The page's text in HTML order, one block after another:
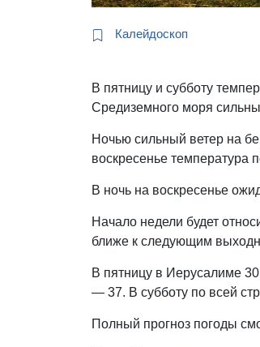
Калейдоскоп
В пятницу и субботу
Средиземного моря
Ночью сильный ветер на
воскресенье температура
В ночь на воскресенье
Начало недели будет
ближе к следующим
В пятницу в Иерусалиме
— 37. В субботу по всей
Полный прогноз погоды